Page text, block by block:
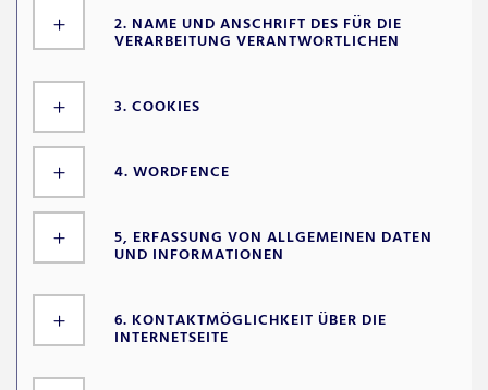
2. NAME UND ANSCHRIFT DES FÜR DIE
VERARBEITUNG VERANTWORTLICHEN
3. COOKIES
4. WORDFENCE
5, ERFASSUNG VON ALLGEMEINEN DATEN
UND INFORMATIONEN
6. KONTAKTMÖGLICHKEIT ÜBER DIE
INTERNETSEITE